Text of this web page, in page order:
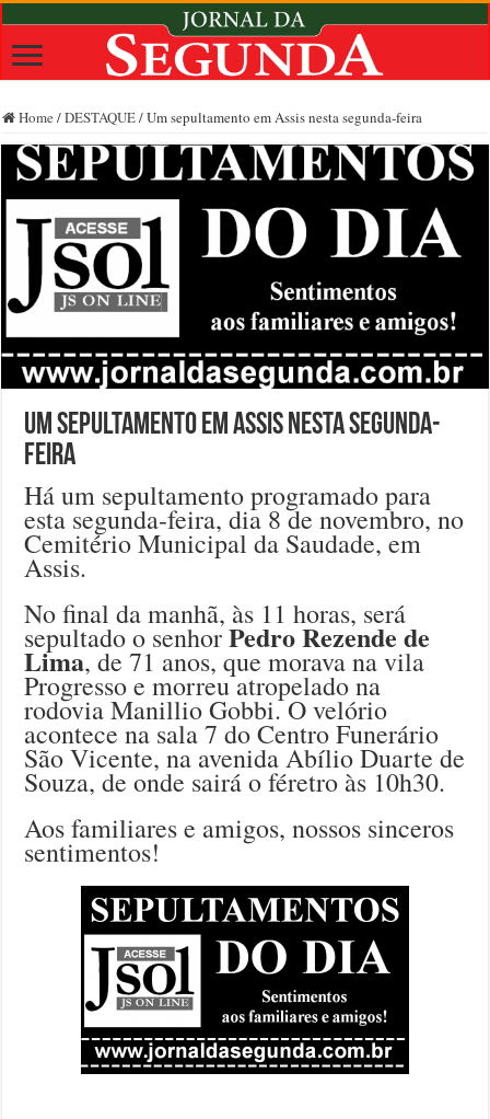
Home /DESTAQUE/Um sepultamento em Assis nesta segunda-feira
Um sepultamento em Assis nesta segunda-
feira
Há um sepultamento programado para
esta segunda-feira, dia 8 de novembro, no
Cemitério Municipal da Saudade, em
Assis.
No final da manhã, às 11 horas, será
sepultado o senhorPedro Rezende de
Lima, de 71 anos, que morava na vila
Progresso e morreu atropelado na
rodovia Manillio Gobbi. O velório
acontece na sala 7 do Centro Funerário
São Vicente, na avenida Abílio Duarte de
Souza, de onde sairá o féretro às 10h30.
Aos familiares e amigos, nossos sinceros
sentimentos!